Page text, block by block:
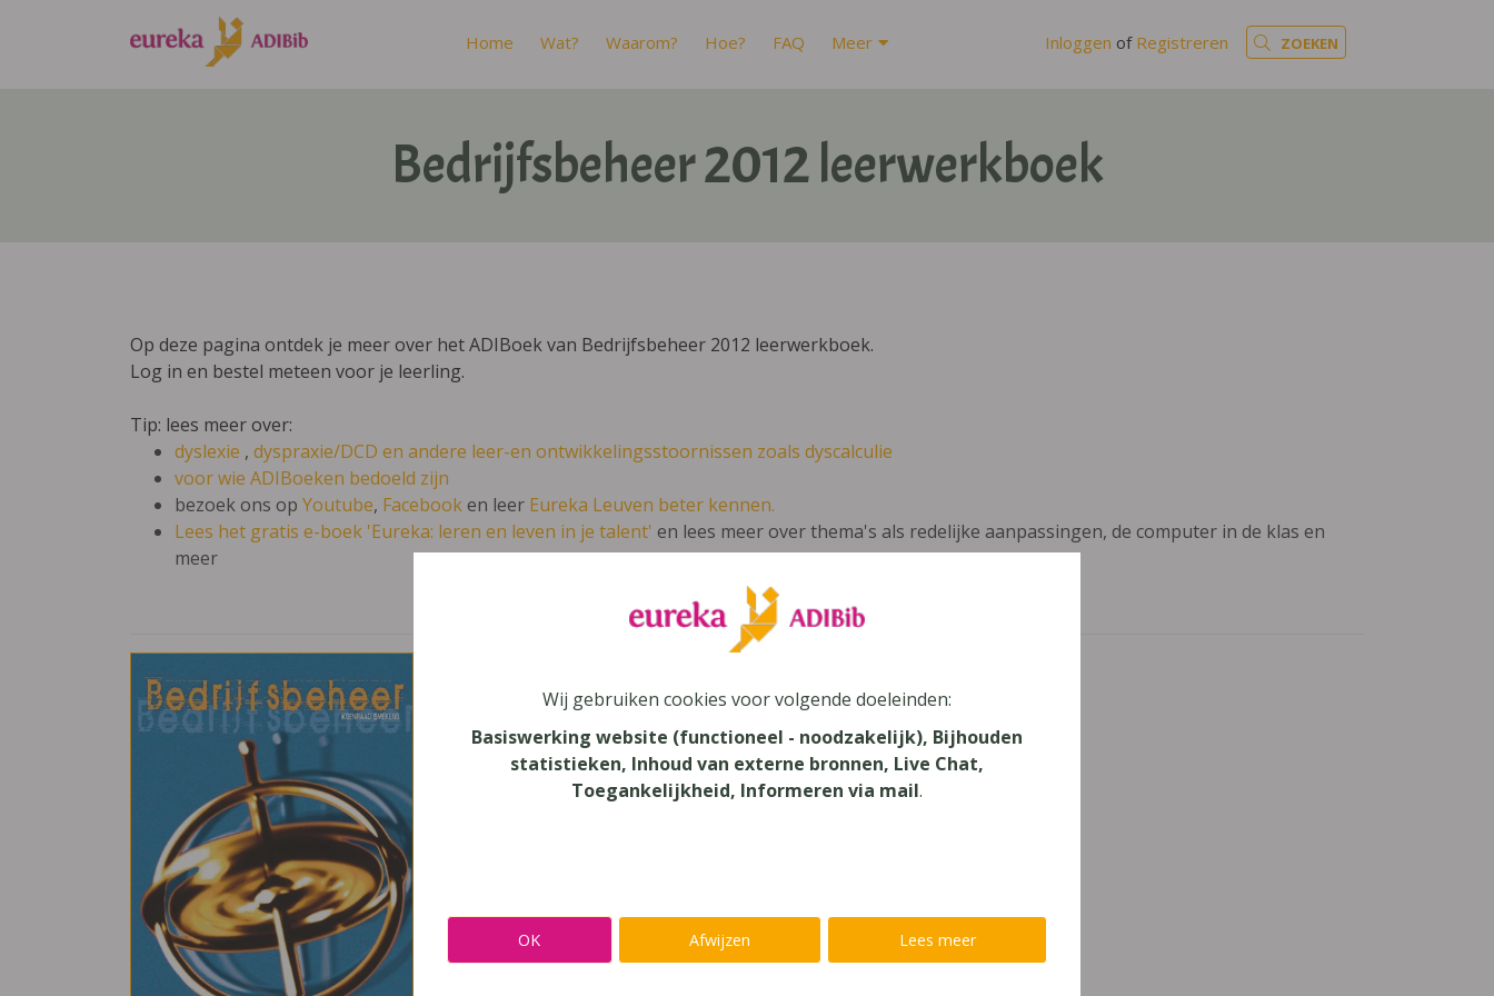
Home Wat? Waarom? Hoe? FAQ Meer Inloggen of Registreren ZOEKEN
Bedrijfsbeheer 2012 leerwerkboek
Op deze pagina ontdek je meer over het ADIBoek van Bedrijfsbeheer 2012 leerwerkboek.
Log in en bestel meteen voor je leerling.
Tip: lees meer over:
dyslexie , dyspraxie/DCD en andere leer-en ontwikkelingsstoornissen zoals dyscalculie
voor wie ADIBoeken bedoeld zijn
bezoek ons op Youtube, Facebooken leer Eureka Leuven beter kennen.
Lees het gratis e-boek 'Eureka: leren en leven in je talent' en lees meer over thema's als redelijke aanpassingen, de computer in de klas en
meer
Bedrijfsbeheer
Secundair Onderwijs, Secundair Onderwijs - BSO, Secundair Onderwijs - TSO
Uitgeverij
De Boeck
Wij gebruiken cookies voor volgende doeleinden:
Basiswerking website (functioneel - noodzakelijk), Bijhouden
statistieken, Inhoud van externe bronnen, Live Chat,
Toegankelijkheid, Informeren via mail.
OK Afwijzen Lees meer